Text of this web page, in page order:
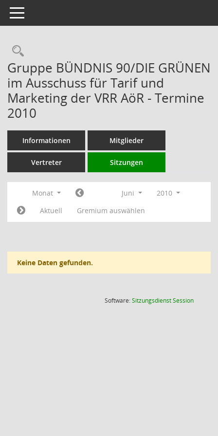
Toggle navigation
Rechercheauswahl
Gruppe BÜNDNIS 90/DIE GRÜNEN
im Ausschuss für Tarif und
Marketing der VRR AöR - Termine
2010
Informationen Mitglieder
Vertreter Sitzungen
Monat Juni
2010
Aktuell
Gremium auswählen
Keine Daten gefunden.
Software:SitzungsdienstSession(Wird in